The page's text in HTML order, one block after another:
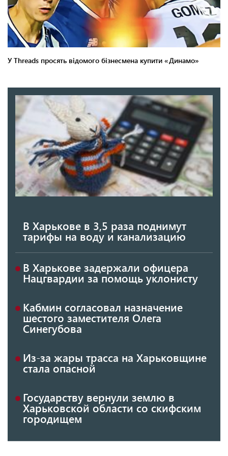
В Харькове в 3,5 раза поднимут
тарифы на воду и канализацию
В Харькове задержали офицера
Нацгвардии за помощь уклонисту
Кабмин согласовал назначение
шестого заместителя Олега
Синегубова
Из-за жары трасса на Харьковщине
стала опасной
Государству вернули землю в
Харьковской области со скифским
городищем